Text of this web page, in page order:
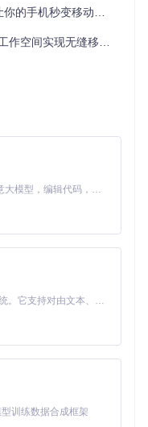
数据完全隔离，管理
功能，实现多设备数
账号
动获取更新
设备同步与快速访问
电脑端自动显示，修
手机秒变移动工作站
实现无缝移动办公体验
Claude Code 的开源替代方案。连接任意大模型，编辑代码，运行命令，自动验证 — 全自动执行。用 Rust 构建，极致性能。 ｜ An open-source alternative to Claude Code. Connect any LLM, edit code, run commands, and verify changes — autonomously. Built in Rust for speed. Get Started
MiniMax H3 是一个通用的全模态生成系统。它支持对由文本、图像、视频和音频组成的多模态上下文进行统一理解，并能生成分辨率高达 2K、时长可达 15 秒的带原生立体声音频的视频。得益于面向任务泛化的系统设计，H3 在预训练阶段就已具备广泛的多模态上下文理解与生成能力，能够出色地执行复杂的多模态指令。
训练数据合成框架